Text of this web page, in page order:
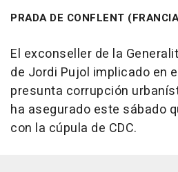
PRADA DE CONFLENT
El exconseller de la
de Jordi Pujol implicado en
presunta corrupción
ha asegurado este sábado
con la cúpula de CDC.